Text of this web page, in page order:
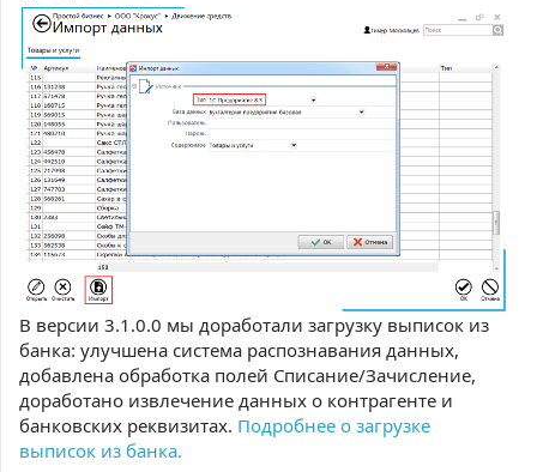
В версии 3.1.0.0 мы доработали загрузку выписок из
банка: улучшена система распознавания данных,
добавлена обработка полей Списание/Зачисление,
доработано извлечение данных о контрагенте и
банковских реквизитах. Подробнее о загрузке
выписок из банка.